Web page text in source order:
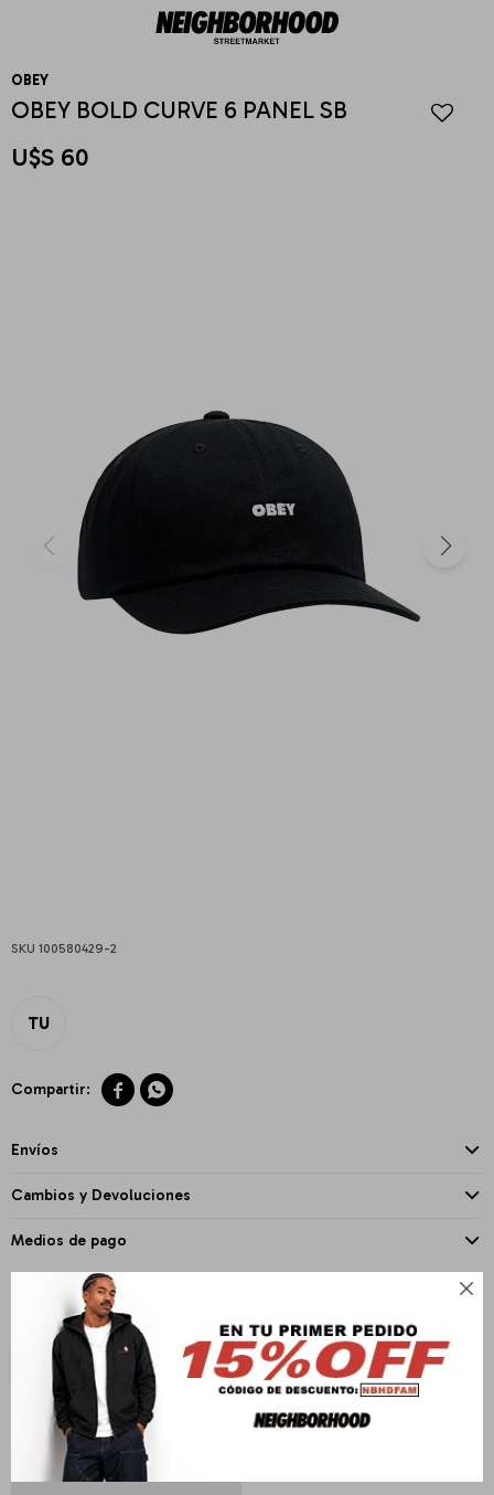

OBEY
OBEY BOLD CURVE 6 PANEL SB
U$S 60
100580429-2
TU
 
Envíos
Cambios y Devoluciones
Medios de pago
PRODUCTOS QUE TE PUEDEN INTERESAR